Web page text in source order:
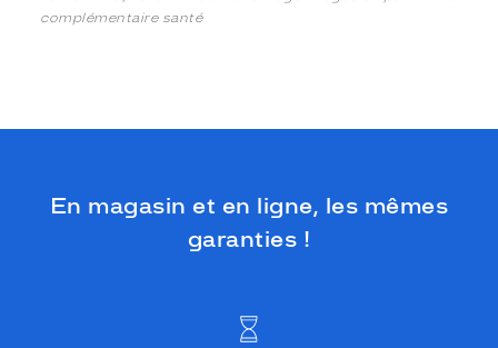
complémentaire santé
En magasin et en ligne, les mêmes
garanties !